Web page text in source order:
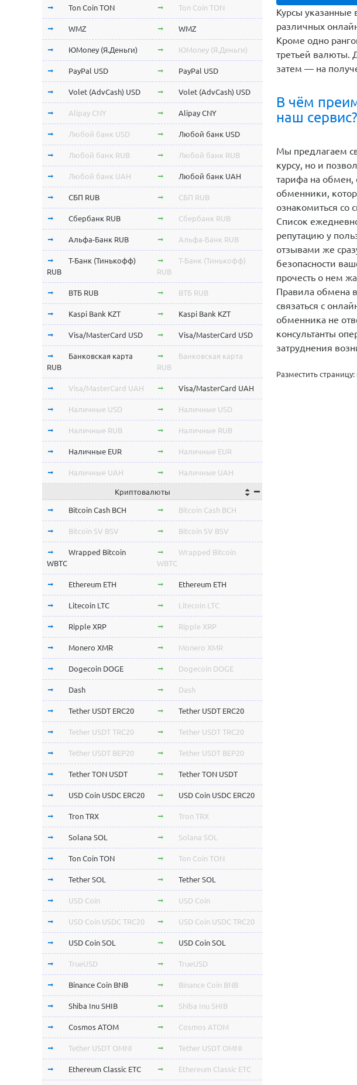
Курсы указанные
различных
Кроме одно
третьей валюты.
затем — на
В чём
наш сервис?
Мы предлагаем
курсу, но и
тарифа на обмен,
обменники,
ознакомиться со
Список
репутацию у
отзывами же
безопасности
прочесть о нем
Правила обмена
связаться с
обменника не
консультанты
затруднения
Разместить страницу:
Ton Coin TON Ton Coin TON
WMZ WMZ
ЮMoney (Я.Деньги) ЮMoney (Я.Деньги)
PayPal USD PayPal USD
Volet (AdvCash) USD Volet (AdvCash) USD
Alipay CNY Alipay CNY
Любой банк USD Любой банк USD
Любой банк RUB Любой банк RUB
Любой банк UAH Любой банк UAH
СБП RUB СБП RUB
Сбербанк RUB Сбербанк RUB
Альфа-Банк RUB Альфа-Банк RUB
Т-Банк (Тинькофф)
RUB
Т-Банк (Тинькофф)
RUB
ВТБ RUB ВТБ RUB
Kaspi Bank KZT Kaspi Bank KZT
Visa/MasterCard USD Visa/MasterCard USD
Банковская карта
RUB
Банковская карта
RUB
Visa/MasterCard UAH Visa/MasterCard UAH
Наличные USD Наличные USD
Наличные RUB Наличные RUB
Наличные EUR Наличные EUR
Наличные UAH Наличные UAH
Криптовалюты
Bitcoin Cash BCH Bitcoin Cash BCH
Bitcoin SV BSV Bitcoin SV BSV
Wrapped Bitcoin
WBTC
Wrapped Bitcoin
WBTC
Ethereum ETH Ethereum ETH
Litecoin LTC Litecoin LTC
Ripple XRP Ripple XRP
Monero XMR Monero XMR
Dogecoin DOGE Dogecoin DOGE
Dash Dash
Tether USDT ERC20 Tether USDT ERC20
Tether USDT TRC20 Tether USDT TRC20
Tether USDT BEP20 Tether USDT BEP20
Tether TON USDT Tether TON USDT
USD Coin USDC ERC20 USD Coin USDC ERC20
Tron TRX Tron TRX
Solana SOL Solana SOL
Ton Coin TON Ton Coin TON
Tether SOL Tether SOL
USD Coin USD Coin
USD Coin USDC TRC20 USD Coin USDC TRC20
USD Coin SOL USD Coin SOL
TrueUSD TrueUSD
Binance Coin BNB Binance Coin BNB
Shiba Inu SHIB Shiba Inu SHIB
Cosmos ATOM Cosmos ATOM
Tether USDT OMNI Tether USDT OMNI
Ethereum Classic ETC Ethereum Classic ETC